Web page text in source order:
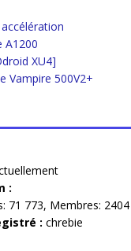
A1200
XU4]
Vampire 500V2+
:
71 773, Membres: 2404
: chrebie